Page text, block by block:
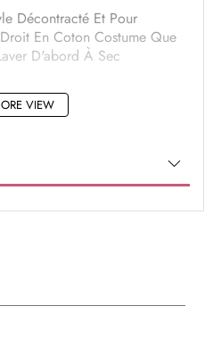
Décontracté Et Pour
En Coton Costume Que
D'abord À Sec
VIEW